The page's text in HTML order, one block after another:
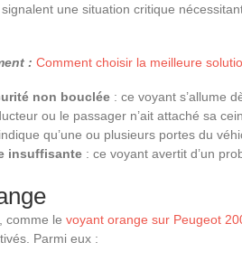
une situation critique
: Comment choisir la meilleure
non bouclée : ce voyant s’allume
ou le passager n’ait attaché sa
qu’une ou plusieurs portes du
insuffisante : ce voyant avertit d’un
comme le voyant orange sur Peugeot
Parmi eux :